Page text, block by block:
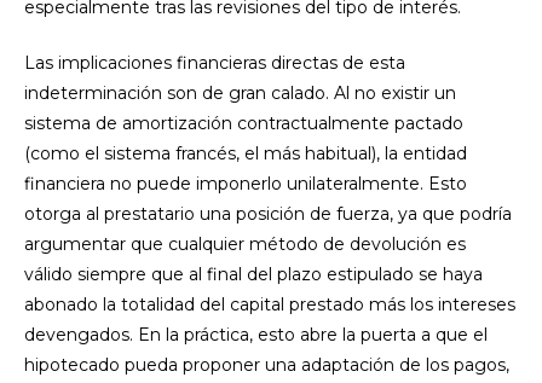
especialmente tras las revisiones del tipo de interés.
Las implicaciones financieras directas de esta
indeterminación son de gran calado. Al no existir un
sistema de amortización contractualmente pactado
(como el sistema francés, el más habitual), la entidad
financiera no puede imponerlo unilateralmente. Esto
otorga al prestatario una posición de fuerza, ya que podría
argumentar que cualquier método de devolución es
válido siempre que al final del plazo estipulado se haya
abonado la totalidad del capital prestado más los intereses
devengados. En la práctica, esto abre la puerta a que el
hipotecado pueda proponer una adaptación de los pagos,